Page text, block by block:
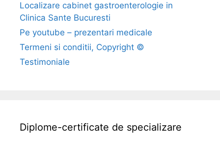
Localizare cabinet gastroenterologie in
Clinica Sante Bucuresti
Pe youtube – prezentari medicale
Termeni si conditii, Copyright ©
Testimoniale
Diplome-certificate de specializare